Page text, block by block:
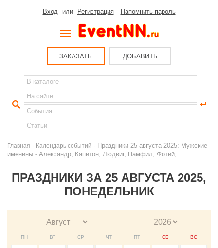
Вход или Регистрация Напомнить пароль
ЗАКАЗАТЬ ДОБАВИТЬ
Главная - Календарь событий - Праздники 25 августа 2025: Мужские
именины - Александр, Капитон, Людвиг, Памфил, Фотий;
ПРАЗДНИКИ ЗА 25 АВГУСТА 2025,
ПОНЕДЕЛЬНИК
ПН ВТ СР ЧТ ПТ СБ ВС